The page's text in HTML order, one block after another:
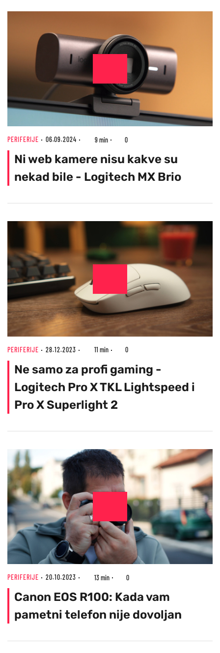
PERIFERIJE 06.09.2024 9 min 0
Ni web kamere nisu kakve su
nekad bile - Logitech MX Brio
PERIFERIJE 28.12.2023 11 min 0
Ne samo za profi gaming -
Logitech Pro X TKL Lightspeed i
Pro X Superlight 2
PERIFERIJE 20.10.2023 13 min 0
Canon EOS R100: Kada vam
pametni telefon nije dovoljan